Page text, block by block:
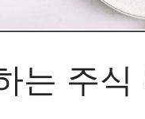
는 주식